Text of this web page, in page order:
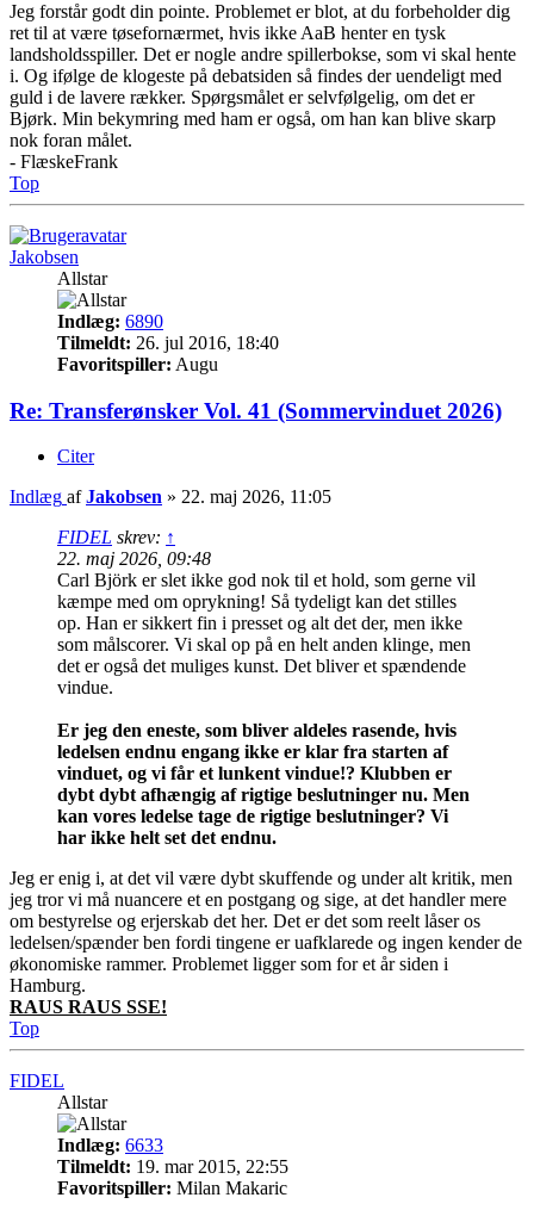
Jeg forstår godt din pointe. Problemet er blot, at du forbeholder dig
ret til at være tøsefornærmet, hvis ikke AaB henter en tysk
landsholdsspiller. Det er nogle andre spillerbokse, som vi skal hente
i. Og ifølge de klogeste på debatsiden så findes der uendeligt med
guld i de lavere rækker. Spørgsmålet er selvfølgelig, om det er
Bjørk. Min bekymring med ham er også, om han kan blive skarp
nok foran målet.
- FlæskeFrank
Top
Jakobsen
Allstar
Indlæg: 6890
Tilmeldt: 26. jul 2016, 18:40
Favoritspiller: Augu
Re: Transferønsker Vol. 41 (Sommervinduet 2026)
Citer
Indlæg afJakobsen » 22. maj 2026, 11:05
FIDEL skrev: ↑
22. maj 2026, 09:48
Carl Björk er slet ikke god nok til et hold, som gerne vil
kæmpe med om oprykning! Så tydeligt kan det stilles
op. Han er sikkert fin i presset og alt det der, men ikke
som målscorer. Vi skal op på en helt anden klinge, men
det er også det muliges kunst. Det bliver et spændende
vindue.
Er jeg den eneste, som bliver aldeles rasende, hvis
ledelsen endnu engang ikke er klar fra starten af
vinduet, og vi får et lunkent vindue!? Klubben er
dybt dybt afhængig af rigtige beslutninger nu. Men
kan vores ledelse tage de rigtige beslutninger? Vi
har ikke helt set det endnu.
Jeg er enig i, at det vil være dybt skuffende og under alt kritik, men
jeg tror vi må nuancere et en postgang og sige, at det handler mere
om bestyrelse og erjerskab det her. Det er det som reelt låser os
ledelsen/spænder ben fordi tingene er uafklarede og ingen kender de
økonomiske rammer. Problemet ligger som for et år siden i
Hamburg.
RAUS RAUS SSE!
Top
FIDEL
Allstar
Indlæg: 6633
Tilmeldt: 19. mar 2015, 22:55
Favoritspiller: Milan Makaric